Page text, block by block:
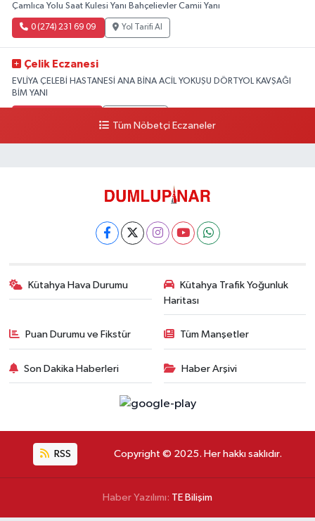
Çamlıca Yolu Saat Kulesi Yanı Bahçelievler Camii Yanı
0 (274) 231 69 09 Yol Tarifi Al
Çelik Eczanesi
EVLİYA ÇELEBİ HASTANESİ ANA BİNA ACİL YOKUŞU DÖRTYOL KAVŞAĞI
BİM YANI
Tüm Nöbetçi Eczaneler
Kütahya Hava Durumu
Kütahya Trafik Yoğunluk
Haritası
Puan Durumu ve Fikstür Tüm Manşetler
Son Dakika Haberleri Haber Arşivi
RSS Copyright © 2025. Her hakkı saklıdır.
Haber Yazılımı: TE Bilişim